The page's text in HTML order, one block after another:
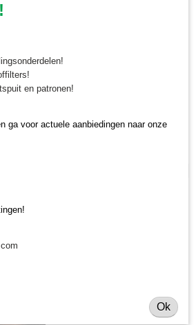
stappen je moet nemen om de
voeren.
2020 om 14:36 •
en patronen!
ga voor actuele aanbiedingen naar onze
Ok